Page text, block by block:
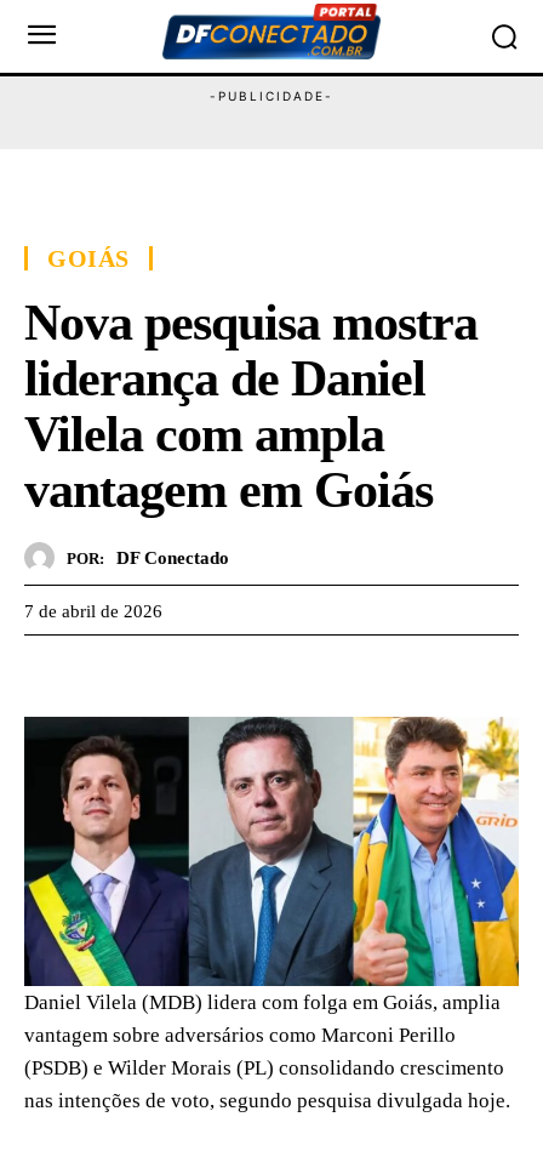
GOIÁS
Nova pesquisa mostra
liderança de Daniel
Vilela com ampla
vantagem em Goiás
POR: DF Conectado
7 de abril de 2026
Daniel Vilela (MDB) lidera com folga em Goiás, amplia
vantagem sobre adversários como Marconi Perillo
(PSDB) e Wilder Morais (PL) consolidando crescimento
nas intenções de voto, segundo pesquisa divulgada hoje.